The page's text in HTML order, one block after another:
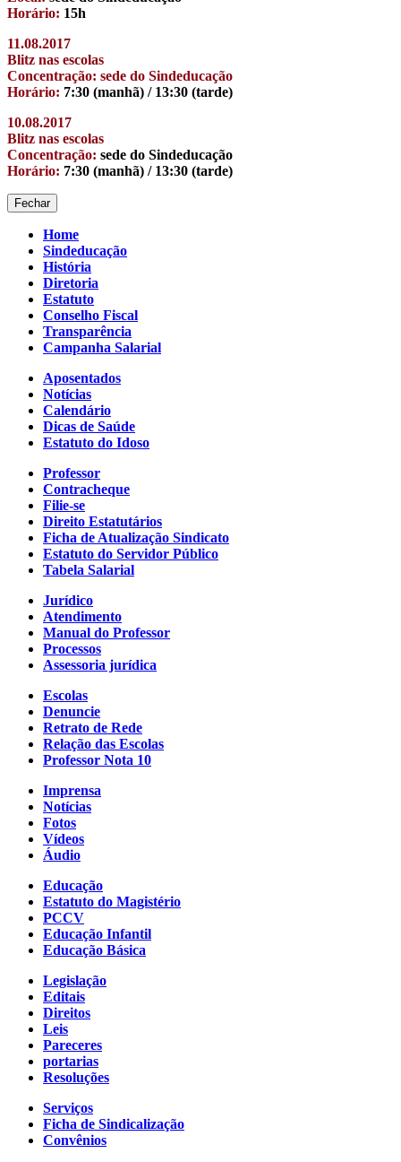
Horário: 15h
11.08.2017
Blitz nas escolas
Concentração: sede do Sindeducação
Horário: 7:30 (manhã) / 13:30 (tarde)
10.08.2017
Blitz nas escolas
Concentração: sede do Sindeducação
Horário: 7:30 (manhã) / 13:30 (tarde)
Fechar
Home
Sindeducação
História
Diretoria
Estatuto
Conselho Fiscal
Transparência
Campanha Salarial
Aposentados
Notícias
Calendário
Dicas de Saúde
Estatuto do Idoso
Professor
Contracheque
Filie-se
Direito Estatutários
Ficha de Atualização Sindicato
Estatuto do Servidor Público
Tabela Salarial
Jurídico
Atendimento
Manual do Professor
Processos
Assessoria jurídica
Escolas
Denuncie
Retrato de Rede
Relação das Escolas
Professor Nota 10
Imprensa
Notícias
Fotos
Vídeos
Áudio
Educação
Estatuto do Magistério
PCCV
Educação Infantil
Educação Básica
Legislação
Editais
Direitos
Leis
Pareceres
portarias
Resoluções
Serviços
Ficha de Sindicalização
Convênios